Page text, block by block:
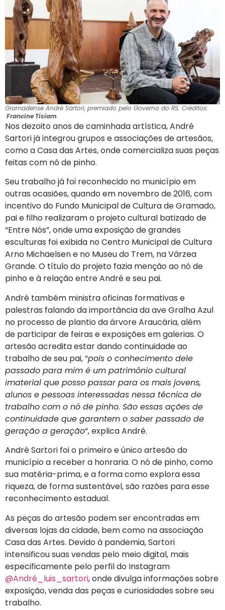
Gramadense André Sartori, premiado pelo Governo do RS. Créditos:
Francine Tisiam.
Nos dezoito anos de caminhada artística, André
Sartori já integrou grupos e associações de artesãos,
como a Casa das Artes, onde comercializa suas peças
feitas com nó de pinho.
Seu trabalho já foi reconhecido no município em
outras ocasiões, quando em novembro de 2016, com
incentivo do Fundo Municipal de Cultura de Gramado,
pai e filho realizaram o projeto cultural batizado de
“Entre Nós”, onde uma exposição de grandes
esculturas foi exibida no Centro Municipal de Cultura
Arno Michaelsen e no Museu do Trem, na Várzea
Grande. O título do projeto fazia menção ao nó de
pinho e à relação entre André e seu pai.
André também ministra oficinas formativas e
palestras falando da importância da ave Gralha Azul
no processo de plantio da árvore Araucária, além
de participar de feiras e exposições em galerias. O
artesão acredita estar dando continuidade ao
trabalho de seu pai, “pois o conhecimento dele
passado para mim é um patrimônio cultural
imaterial que posso passar para os mais jovens,
alunos e pessoas interessadas nessa técnica de
trabalho com o nó de pinho. São essas ações de
continuidade que garantem o saber passado de
geração a geração“, explica André.
André Sartori foi o primeiro e único artesão do
município a receber a honraria. O nó de pinho, como
sua matéria-prima, e a forma como explora essa
riqueza, de forma sustentável, são razões para esse
reconhecimento estadual.
As peças do artesão podem ser encontradas em
diversas lojas da cidade, bem como na associação
Casa das Artes. Devido à pandemia, Sartori
intensificou suas vendas pelo meio digital, mais
especificamente pelo perfil do Instagram
@André_luis_sartori, onde divulga informações sobre
exposição, venda das peças e curiosidades sobre seu
trabalho.